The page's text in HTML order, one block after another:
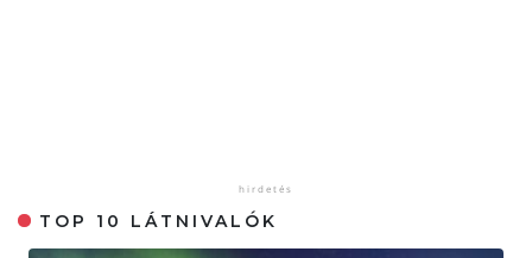
TOP 10 LÁTNIVALÓK